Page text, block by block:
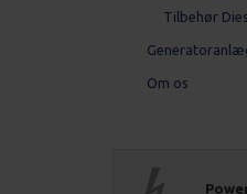
Tilbehør
Om os